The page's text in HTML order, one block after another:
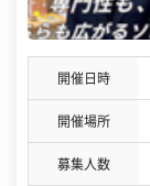
開催日時
開催場所
募集人数